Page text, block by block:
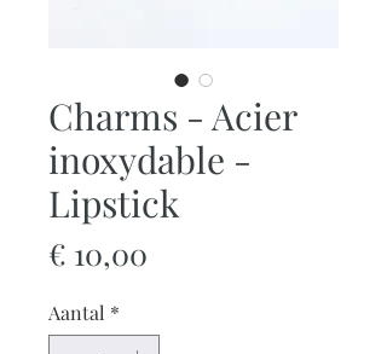
Charms - Acier
inoxydable -
Lipstick
€ 10,00
Aantal *